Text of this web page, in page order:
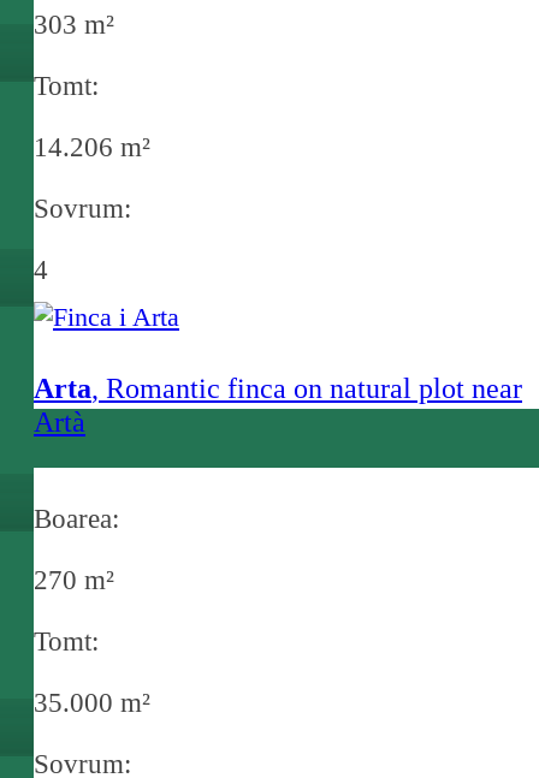
303 m²
Tomt:
14.206 m²
Sovrum:
4
Arta, Romantic finca on natural plot near
Artà
Boarea:
270 m²
Tomt:
35.000 m²
Sovrum: